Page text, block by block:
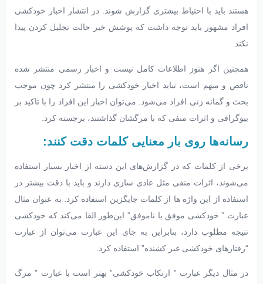
هستند باید با احتیاط بیشتری گزارش شوند. در انتشار اخبار خودکشی
افراد مشهور باید توجه داشت که پوشش خبر حالت تجلیل کردن پیدا
نکند.
همچنین اگر هنوز اطلاعات کامل نیست و اخبار رسمی منتشر شده
ناقص و مبهم است، نباید اخبار خودکشی را منتشر کرد چون موجب
بحث و گمانه زنی افراد می‌شود. می‌توان اخبار این افراد را با تاکید بر
بیوگرافی و اثرات منفی که با مرگشان گذاشتند، برجسته کرد.
رسانه‌ها روی بار معنایی کلمات دقت کنند:
برخی از کلمات که در گزارش‌های این دسته از اخبار بسیار استفاده
می‌شوند، اثرات منفی مثل عادی سازی دارند و باید با دقت بیشتر در
استفاده از این واژه ها از کلمات جایگزین استفاده کرد. به عنوان مثال
عبارت ” خودکشی موفق یا ناموفق” این‌طور القا می‌کند که خودکشی
نتیجه مطلوب دارد، بنابراین به جای این عبارت می‌توان از عبارت
“رفتارهای خودکشی غیر کشنده” استفاده کرد.
در مثال دیگر عبارت ” ارتکاب خودکشی” بهتر است با عبارت ” مرگ